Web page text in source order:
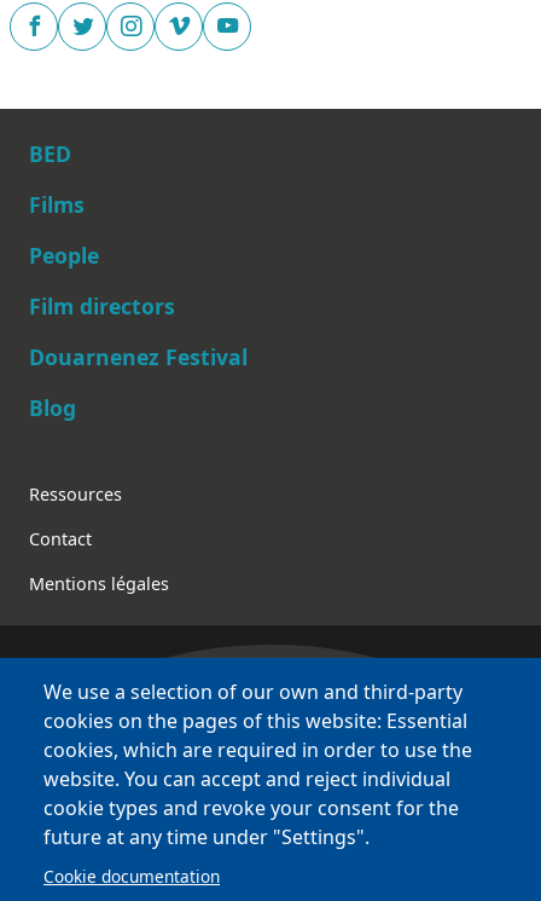
Main navigation
BED
Films
People
Film directors
Douarnenez Festival
Blog
Footer
Ressources
Contact
Mentions légales
Bretagne Culture Diversité
various websites !
Sites
BCD
Bazhvalan
Bécédia
BED
We use a selection of our own and third-party
cookies on the pages of this website: Essential
cookies, which are required in order to use the
website. You can accept and reject individual
cookie types and revoke your consent for the
future at any time under "Settings".
Cookie documentation